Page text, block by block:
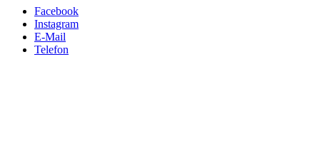
Facebook
Instagram
E-Mail
Telefon